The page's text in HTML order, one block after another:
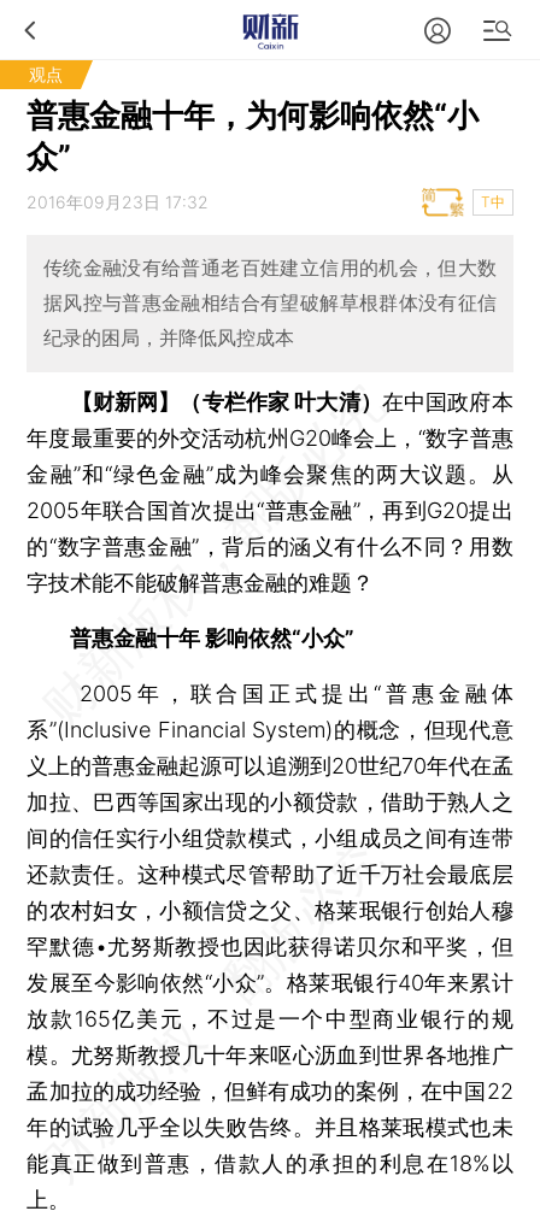
观点
普惠金融十年，为何影响依然“小
众”
2016年09月23日 17:32 T中
传统金融没有给普通老百姓建立信用的机会，但大数
据风控与普惠金融相结合有望破解草根群体没有征信
纪录的困局，并降低风控成本
【财新网】（专栏作家 叶大清） 在中国政府本
年度最重要的外交活动杭州G20峰会上，“数字普惠
金融”和“绿色金融”成为峰会聚焦的两大议题。从
2005年联合国首次提出“普惠金融”，再到G20提出
的“数字普惠金融”，背后的涵义有什么不同？用数
字技术能不能破解普惠金融的难题？
普惠金融十年 影响依然“小众”
2005年，联合国正式提出“普惠金融体
系”(Inclusive Financial System)的概念，但现代意
义上的普惠金融起源可以追溯到20世纪70年代在孟
加拉、巴西等国家出现的小额贷款，借助于熟人之
间的信任实行小组贷款模式，小组成员之间有连带
还款责任。这种模式尽管帮助了近千万社会最底层
的农村妇女，小额信贷之父、格莱珉银行创始人穆
罕默德•尤努斯教授也因此获得诺贝尔和平奖，但
发展至今影响依然“小众”。格莱珉银行40年来累计
放款165亿美元，不过是一个中型商业银行的规
模。尤努斯教授几十年来呕心沥血到世界各地推广
孟加拉的成功经验，但鲜有成功的案例，在中国22
年的试验几乎全以失败告终。并且格莱珉模式也未
能真正做到普惠，借款人的承担的利息在18%以
上。